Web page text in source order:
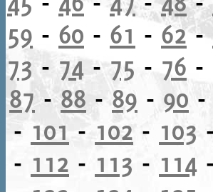
59 - 60 - 61 - 62-
73 - 74- 75 - 76 -
87-88 -89 - 90 -
- 101 - 102 - 103 -
- 112 - 113 - 114 -